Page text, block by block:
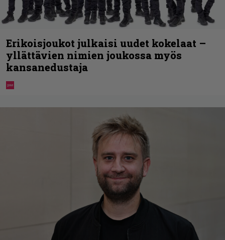
Erikoisjoukot julkaisi uudet kokelaat –
yllättävien nimien joukossa myös
kansanedustaja